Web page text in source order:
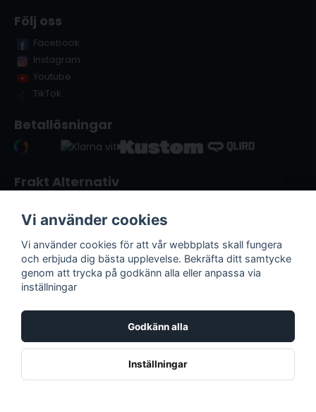
Följ oss
Facebook
Instagram
Youtube
TikTok
Betallösningar
Frakt Alternativ
Lack & Verktyg i Kristianstad | © Copyright
Vi använder cookies
Vi använder cookies för att vår webbplats skall fungera
och erbjuda dig bästa upplevelse. Bekräfta ditt samtycke
genom att trycka på godkänn alla eller anpassa via
inställningar
Godkänn alla
Inställningar